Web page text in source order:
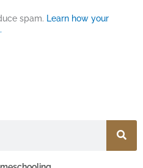
spam. Learn how your